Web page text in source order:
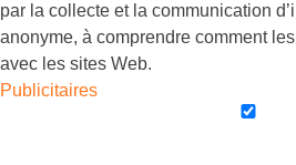
par la collecte et la communication
anonyme, à comprendre comment
avec les sites Web.
Publicitaires